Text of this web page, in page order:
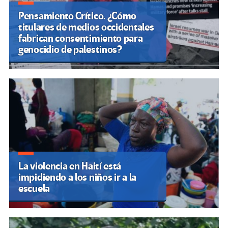
Pensamiento Crítico. ¿Cómo
titulares de medios occidentales
fabrican consentimiento para
genocidio de palestinos?
La violencia en Haití está
impidiendo a los niños ir a la
escuela